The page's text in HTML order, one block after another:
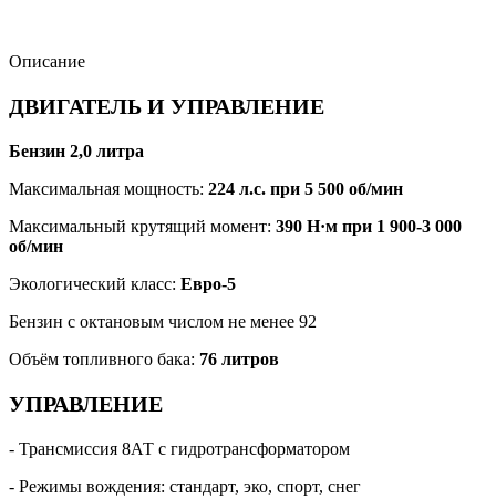
Описание
ДВИГАТЕЛЬ И УПРАВЛЕНИЕ
Бензин 2,0 литра
Максимальная мощность: 224 л.с. при 5 500 об/мин
Максимальный крутящий момент: 390 Н·м при 1 900-3 000
об/мин
Экологический класс: Евро-5
Бензин с октановым числом не менее 92
Объём топливного бака: 76 литров
УПРАВЛЕНИЕ
- Трансмиссия 8АТ с гидротрансформатором
- Режимы вождения: стандарт, эко, спорт, снег